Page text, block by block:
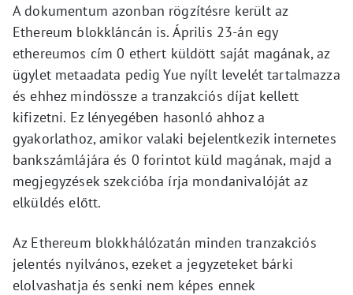
A dokumentum azonban rögzítésre került az
Ethereum blokkláncán is. Április 23-án egy
ethereumos cím 0 ethert küldött saját magának, az
ügylet metaadata pedig Yue nyílt levelét tartalmazza
és ehhez mindössze a tranzakciós díjat kellett
kifizetni. Ez lényegében hasonló ahhoz a
gyakorlathoz, amikor valaki bejelentkezik internetes
bankszámlájára és 0 forintot küld magának, majd a
megjegyzések szekcióba írja mondanivalóját az
elküldés előtt.
Az Ethereum blokkhálózatán minden tranzakciós
jelentés nyilvános, ezeket a jegyzeteket bárki
elolvashatja és senki nem képes ennek